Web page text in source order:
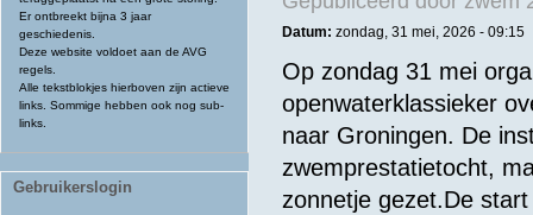
Er ontbreekt bijna 3 jaar
geschiedenis.
Deze website voldoet aan de AVG
regels.
Alle tekstblokjes hierboven zijn actieve
links. Sommige hebben ook nog sub-
links.
Gebruikerslogin
Datum: zondag, 31 mei, 2026 - 09:15
Op zondag 31 mei
openwaterklassieker
naar Groningen. De
zwemprestatietocht,
zonnetje gezet.De